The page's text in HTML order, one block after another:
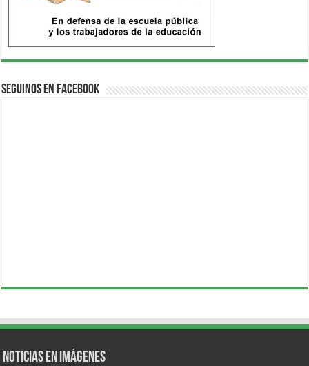
Seguinos en Facebook
Noticias en Imágenes